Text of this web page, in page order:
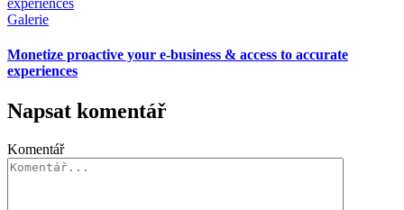
experiences
Galerie
Monetize proactive your e-business & access to accurate
experiences
Napsat komentář
Komentář